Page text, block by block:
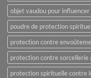
objet vaudou pour influencer
poudre de protection
protection contre
protection contre sorcellerie
protection spirituelle contre